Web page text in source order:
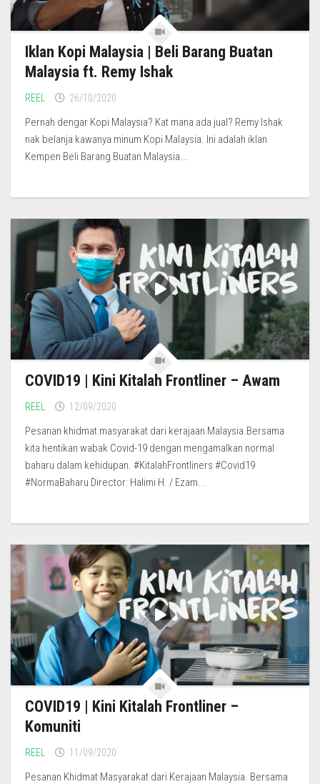
Iklan Kopi Malaysia | Beli Barang Buatan
Malaysia ft. Remy Ishak
REEL 26/10/2020
Pernah dengar Kopi Malaysia? Kat mana ada jual? Remy Ishak
nak belanja kawanya minum Kopi Malaysia. Ini adalah iklan
Kempen Beli Barang Buatan Malaysia...
COVID19 | Kini Kitalah Frontliner – Awam
REEL 12/09/2020
Pesanan khidmat masyarakat dari kerajaan Malaysia.Bersama
kita hentikan wabak Covid-19 dengan mengamalkan normal
baharu dalam kehidupan. #KitalahFrontliners #Covid19
#NormaBaharu Director: Halimi H. / Ezam...
COVID19 | Kini Kitalah Frontliner –
Komuniti
REEL 11/09/2020
Pesanan Khidmat Masyarakat dari Kerajaan Malaysia. Bersama